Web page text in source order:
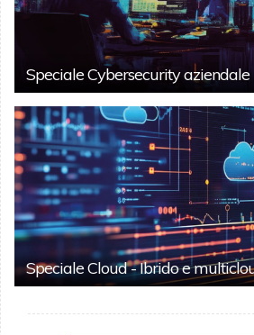
Speciale Cybersecurity aziendale
Speciale Cloud - Ibrido e